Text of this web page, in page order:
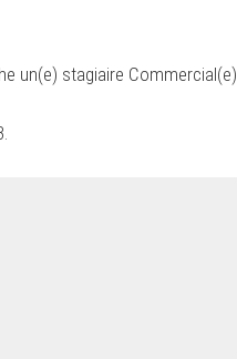
un(e) stagiaire Commercial(e).